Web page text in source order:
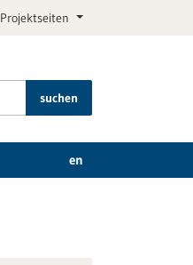
Projektseiten
suchen
en